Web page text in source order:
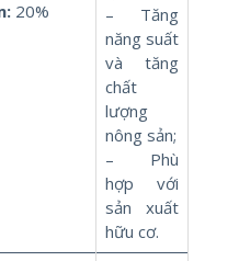
– Tăng
năng suất
và tăng
chất
lượng
nông sản;
– Phù
hợp với
sản xuất
hữu cơ.
20%